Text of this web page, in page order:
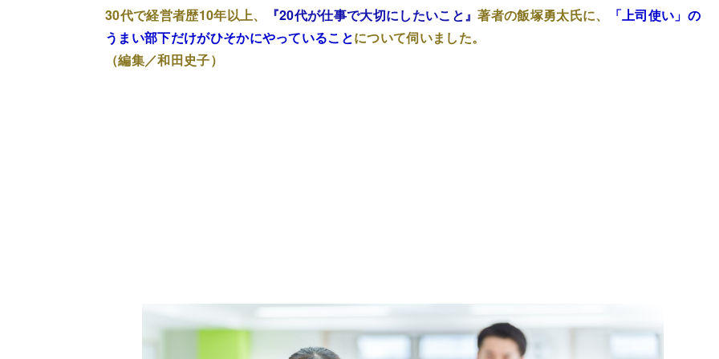
30代で経営者歴10年以上、
『20代が仕事で大切にしたいこと』著者の飯塚勇太氏に、
「上司使い」の
うまい部下だけがひそかにやっていることについて伺いました。
（編集／和田史子）